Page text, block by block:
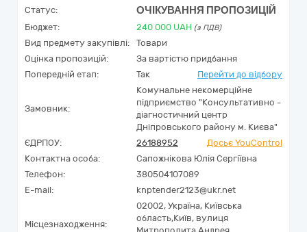
Статус: ОЧІКУВАННЯ ПРОПОЗИЦІЙ
Бюджет: 240 000 UAH (з ПДВ)
Вид предмету закупівлі:
Товари
Оцінка пропозицій:
За вартістю придбання
Попередній етап:
Так Перейти до відбору
Замовник:
Комунальне некомерційне
підприємство "Консультативно -
діагностичний центр
Дніпровського району м. Києва"
ЄДРПОУ:
26188952
Досьє YouControl
Контактна особа:
Сапожнікова Юлія Сергіївна
Телефон:
380504107089
E-mail:
knptender2123@ukr.net
Місцезнаходження:
02002, Україна, Київська
область,Київ, вулиця